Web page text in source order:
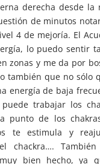
derecha desde la
de minutos
4 de mejoría. El
lo puedo sentir
zonas y me da por
también que no sólo
energía de baja
trabajar los
punto de los
te estimula y
chackra….
bien hecho, ya